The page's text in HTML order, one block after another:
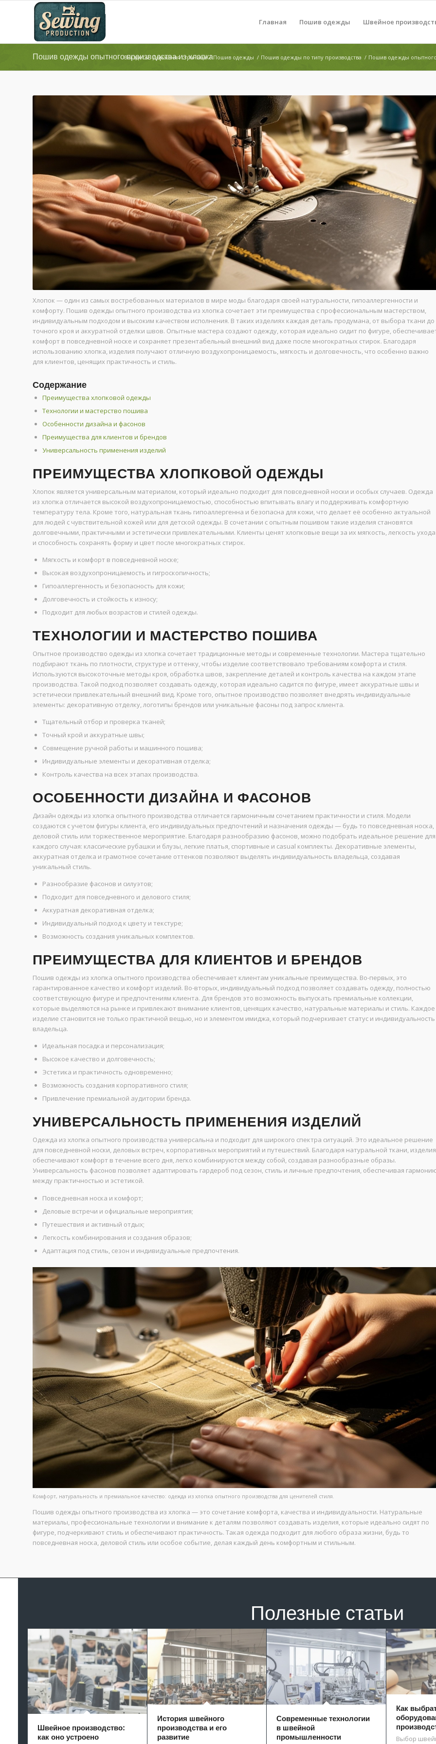
Главная Пошив одежды Швейное
Пошив одежды опытного производства из хлопка
Вы здесь: Домашняя страница / Пошив одежды / Пошив одежды по типу производства / Пошив одежды
Хлопок — один из самых востребованных материалов в мире моды благодаря своей натуральности, гипоаллергенности и
комфорту. Пошив одежды опытного производства из хлопка сочетает эти преимущества с профессиональным мастерством,
индивидуальным подходом и высоким качеством исполнения. В таких изделиях каждая деталь продумана, от выбора ткани до
точного кроя и аккуратной отделки швов. Опытные мастера создают одежду, которая идеально сидит по фигуре,
комфорт в повседневной носке и сохраняет презентабельный внешний вид даже после многократных стирок. Благодаря
использованию хлопка, изделия получают отличную воздухопроницаемость, мягкость и долговечность, что особенно важно
для клиентов, ценящих практичность и стиль.
Содержание
Преимущества хлопковой одежды
Технологии и мастерство пошива
Особенности дизайна и фасонов
Преимущества для клиентов и брендов
Универсальность применения изделий
ПРЕИМУЩЕСТВА ХЛОПКОВОЙ ОДЕЖДЫ
Хлопок является универсальным материалом, который идеально подходит для повседневной носки и особых случаев. Одежда
из хлопка отличается высокой воздухопроницаемостью, способностью впитывать влагу и поддерживать комфортную
температуру тела. Кроме того, натуральная ткань гипоаллергенна и безопасна для кожи, что делает её особенно актуальной
для людей с чувствительной кожей или для детской одежды. В сочетании с опытным пошивом такие изделия становятся
долговечными, практичными и эстетически привлекательными. Клиенты ценят хлопковые вещи за их мягкость, легкость ухода
и способность сохранять форму и цвет после многократных стирок.
Мягкость и комфорт в повседневной носке;
Высокая воздухопроницаемость и гигроскопичность;
Гипоаллергенность и безопасность для кожи;
Долговечность и стойкость к износу;
Подходит для любых возрастов и стилей одежды.
ТЕХНОЛОГИИ И МАСТЕРСТВО ПОШИВА
Опытное производство одежды из хлопка сочетает традиционные методы и современные технологии. Мастера тщательно
подбирают ткань по плотности, структуре и оттенку, чтобы изделие соответствовало требованиям комфорта и стиля.
Используются высокоточные методы кроя, обработка швов, закрепление деталей и контроль качества на каждом этапе
производства. Такой подход позволяет создавать одежду, которая идеально садится по фигуре, имеет аккуратные швы и
эстетически привлекательный внешний вид. Кроме того, опытное производство позволяет внедрять индивидуальные
элементы: декоративную отделку, логотипы брендов или уникальные фасоны под запрос клиента.
Тщательный отбор и проверка тканей;
Точный крой и аккуратные швы;
Совмещение ручной работы и машинного пошива;
Индивидуальные элементы и декоративная отделка;
Контроль качества на всех этапах производства.
ОСОБЕННОСТИ ДИЗАЙНА И ФАСОНОВ
Дизайн одежды из хлопка опытного производства отличается гармоничным сочетанием практичности и стиля. Модели
создаются с учетом фигуры клиента, его индивидуальных предпочтений и назначения одежды — будь то повседневная носка,
деловой стиль или торжественное мероприятие. Благодаря разнообразию фасонов, можно подобрать идеальное решение для
каждого случая: классические рубашки и блузы, легкие платья, спортивные и casual комплекты. Декоративные элементы,
аккуратная отделка и грамотное сочетание оттенков позволяют выделять индивидуальность владельца, создавая
уникальный стиль.
Разнообразие фасонов и силуэтов;
Подходит для повседневного и делового стиля;
Аккуратная декоративная отделка;
Индивидуальный подход к цвету и текстуре;
Возможность создания уникальных комплектов.
ПРЕИМУЩЕСТВА ДЛЯ КЛИЕНТОВ И БРЕНДОВ
Пошив одежды из хлопка опытного производства обеспечивает клиентам уникальные преимущества. Во-первых, это
гарантированное качество и комфорт изделий. Во-вторых, индивидуальный подход позволяет создавать одежду, полностью
соответствующую фигуре и предпочтениям клиента. Для брендов это возможность выпускать премиальные коллекции,
которые выделяются на рынке и привлекают внимание клиентов, ценящих качество, натуральные материалы и стиль. Каждое
изделие становится не только практичной вещью, но и элементом имиджа, который подчеркивает статус и индивидуальность
владельца.
Идеальная посадка и персонализация;
Высокое качество и долговечность;
Эстетика и практичность одновременно;
Возможность создания корпоративного стиля;
Привлечение премиальной аудитории бренда.
УНИВЕРСАЛЬНОСТЬ ПРИМЕНЕНИЯ ИЗДЕЛИЙ
Одежда из хлопка опытного производства универсальна и подходит для широкого спектра ситуаций. Это идеальное решение
для повседневной носки, деловых встреч, корпоративных мероприятий и путешествий. Благодаря натуральной ткани, изделия
обеспечивают комфорт в течение всего дня, легко комбинируются между собой, создавая разнообразные образы.
Универсальность фасонов позволяет адаптировать гардероб под сезон, стиль и личные предпочтения, обеспечивая
между практичностью и эстетикой.
Повседневная носка и комфорт;
Деловые встречи и официальные мероприятия;
Путешествия и активный отдых;
Легкость комбинирования и создания образов;
Адаптация под стиль, сезон и индивидуальные предпочтения.
Комфорт, натуральность и премиальное качество: одежда из хлопка опытного производства для ценителей стиля.
Пошив одежды опытного производства из хлопка — это сочетание комфорта, качества и индивидуальности. Натуральные
материалы, профессиональные технологии и внимание к деталям позволяют создавать изделия, которые идеально сидят по
фигуре, подчеркивают стиль и обеспечивают практичность. Такая одежда подходит для любого образа жизни, будь то
повседневная носка, деловой стиль или особое событие, делая каждый день комфортным и стильным.
Полезные статьи
Швейное производство:
как оно устроено
История швейного
производства и его
развитие
Современные технологии
в швейной
промышленности
Как
Выбор